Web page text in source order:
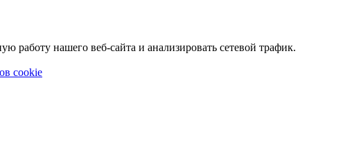
работу нашего веб-сайта и анализировать сетевой трафик.
cookie